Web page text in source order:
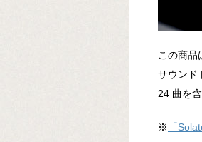
この商品
サウンド
24 曲を
※ 「